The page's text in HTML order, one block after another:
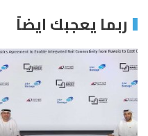
ربما يعجبك ايضاً